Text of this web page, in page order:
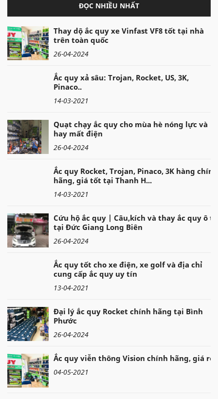
ĐỌC NHIỀU NHẤT
Thay dộ ắc quy xe Vinfast VF8 tốt tại nhà
trên toàn quốc
26-04-2024
Ắc quy xả sâu: Trojan, Rocket, US, 3K,
Pinaco..
14-03-2021
Quạt chạy ắc quy cho mùa hè nóng lực và
hay mất điện
26-04-2024
Ắc quy Rocket, Trojan, Pinaco, 3K hàng chính
hãng, giá tốt tại Thanh H...
14-03-2021
Cứu hộ ắc quy | Câu,kích và thay ắc quy ô tô
tại Đức Giang Long Biên
26-04-2024
Ắc quy tốt cho xe điện, xe golf và địa chỉ
cung cấp ắc quy uy tín
13-04-2021
Đại lý ắc quy Rocket chính hãng tại Bình
Phước
26-04-2024
Ắc quy viễn thông Vision chính hãng, giá rẻ
04-05-2021